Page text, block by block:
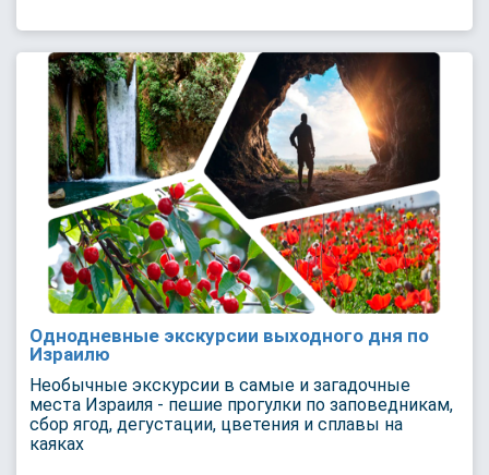
Однодневные экскурсии выходного дня по
Израилю
Необычные экскурсии в самые и загадочные
места Израиля - пешие прогулки по заповедникам,
сбор ягод, дегустации, цветения и сплавы на
каяках